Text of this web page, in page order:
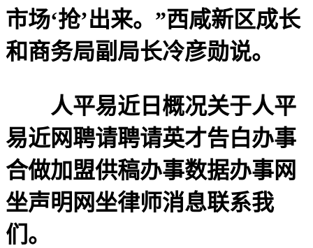
市场‘抢’出来。”西咸新区成长
和商务局副局长冷彦勋说。
人平易近日概况关于人平
易近网聘请聘请英才告白办事
合做加盟供稿办事数据办事网
坐声明网坐律师消息联系我
们。